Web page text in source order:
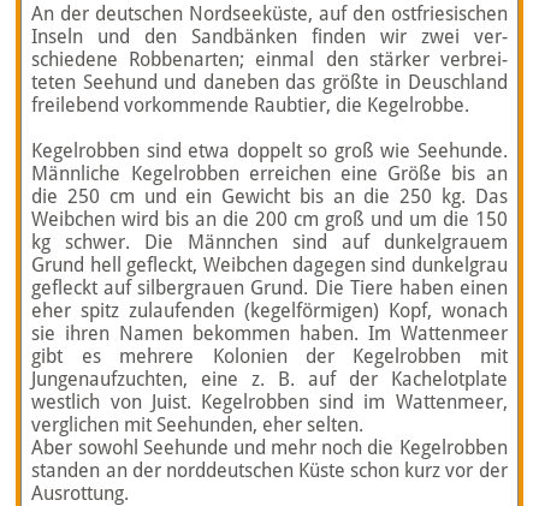
An der deut­schen Nord­see­küste, auf den ost­friesischen
Inseln und den Sandbänken finden wir zwei ver­
schiedene Robben­arten; einmal den stärker ver­brei­
teten See­hund und da­neben das größte in Deu­sch­land
frei­lebend vor­kommende Raub­tier, die Kegel­robbe.
Kegelrobben sind etwa doppelt so groß wie Seehunde.
Männliche Kegelrobben erreichen eine Größe bis an
die 250 cm und ein Gewicht bis an die 250 kg. Das
Weibchen wird bis an die 200 cm groß und um die 150
kg schwer. Die Männchen sind auf dunkelgrauem
Grund hell gefleckt, Weibchen dagegen sind dunkelgrau
gefleckt auf silbergrauen Grund. Die Tiere haben einen
eher spitz zulaufenden (kegelförmigen) Kopf, wonach
sie ihren Namen bekommen haben. Im Wattenmeer
gibt es mehrere Kolonien der Kegelrobben mit
Jungenaufzuchten, eine z. B. auf der Kachelotplate
westlich von Juist. Kegelrobben sind im Wattenmeer,
verglichen mit Seehunden, eher selten.
Aber sowohl Seehunde und mehr noch die Kegelrobben
standen an der norddeutschen Küste schon kurz vor der
Ausrottung.